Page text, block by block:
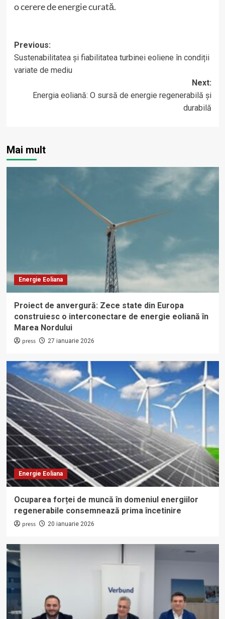
o cerere de energie curată.
Post
navigation
Previous:
Sustenabilitatea și fiabilitatea turbinei eoliene în condiții
variate de mediu
Next:
Energia eoliană: O sursă de energie regenerabilă și
durabilă
Mai mult
Energie Eoliana
Proiect de anvergură: Zece state din Europa
construiesc o interconectare de energie eoliană în
Marea Nordului
press 27 ianuarie 2026
Energie Eoliana
Ocuparea forței de muncă în domeniul energiilor
regenerabile consemnează prima încetinire
press 20 ianuarie 2026